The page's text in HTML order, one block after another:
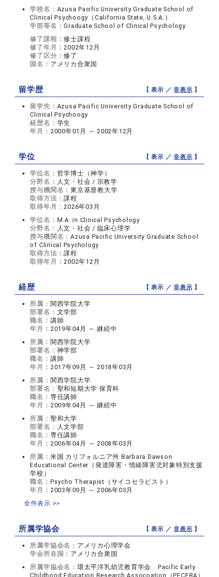
学校名： Azusa Pacific University Graduate School of
Clinical Psychoogy（California State, U.S.A.）
学部等名：Graduate School of Clinical Psychology
修了課程：修士課程
修了年月： 2002年12月
修了区分：修了
国名： アメリカ合衆国
留学歴 【 表示 ／非表示 】
留学先： Azusa Pacific University Graduate School of
Clinical Psychoogy
経歴名： 学生
年月： 2000年01月 ～ 2002年12月
学位 【 表示 ／非表示 】
学位名： 哲学博士（神学）
分野名： 人文・社会 / 宗教学
授与機関名：東京基督教大学
取得方法：課程
取得年月： 2026年03月
学位名： M.A. in Clinical Psychology
分野名： 人文・社会 / 臨床心理学
授与機関名：Azusa Pacific University Graduate School
of Clinical Psychology
取得方法：課程
取得年月： 2002年12月
経歴 【 表示 ／非表示 】
所属： 関西学院大学
部署名： 文学部
職名： 講師
年月： 2019年04月 ～ 継続中
所属： 関西学院大学
部署名： 神学部
職名： 講師
年月： 2017年09月 ～ 2018年03月
所属： 関西学院大学
部署名： 聖和短期大学 保育科
職名： 専任講師
年月： 2009年04月 ～ 継続中
所属： 聖和大学
部署名： 人文学部
職名： 専任講師
年月： 2006年04月 ～ 2008年03月
所属： 米国 カリフォルニア州 Barbara Dawson
Educational Center（発達障害・情緒障害児対象特別支援
学校）
職名： Psycho Therapist（サイコセラピスト）
年月： 2003年09月 ～ 2006年03月
全件表示 >>
所属学協会 【 表示 ／非表示 】
所属学協会名： アメリカ心理学会
学会所在国： アメリカ合衆国
所属学協会名： 環太平洋乳幼児教育学会 Pacific Early
Childhood Education Research Assocoation（PECERA）